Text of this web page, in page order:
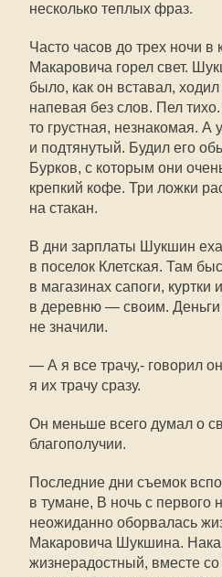
несколько теплых фраз.
Часто часов до трех ночи в
Макаровича горел свет.
было, как он вставал,
напевая без слов. Пел
то грустная, незнакомая. А
и подтянутый. Будил его
Бурков, с которым они
крепкий кофе. Три ложки
на стакан.
В дни зарплаты Шукшин
в поселок Клетская. Там
в магазинах сапоги, куртки
в деревню — своим. Деньги
не значили.
— А я все трачу,- говорил
я их трачу сразу.
Он меньше всего думал о
благополучии.
Последние дни съемок
в тумане, В ночь с первого
неожиданно оборвалась
Макаровича Шукшина.
жизнерадостный, вместе